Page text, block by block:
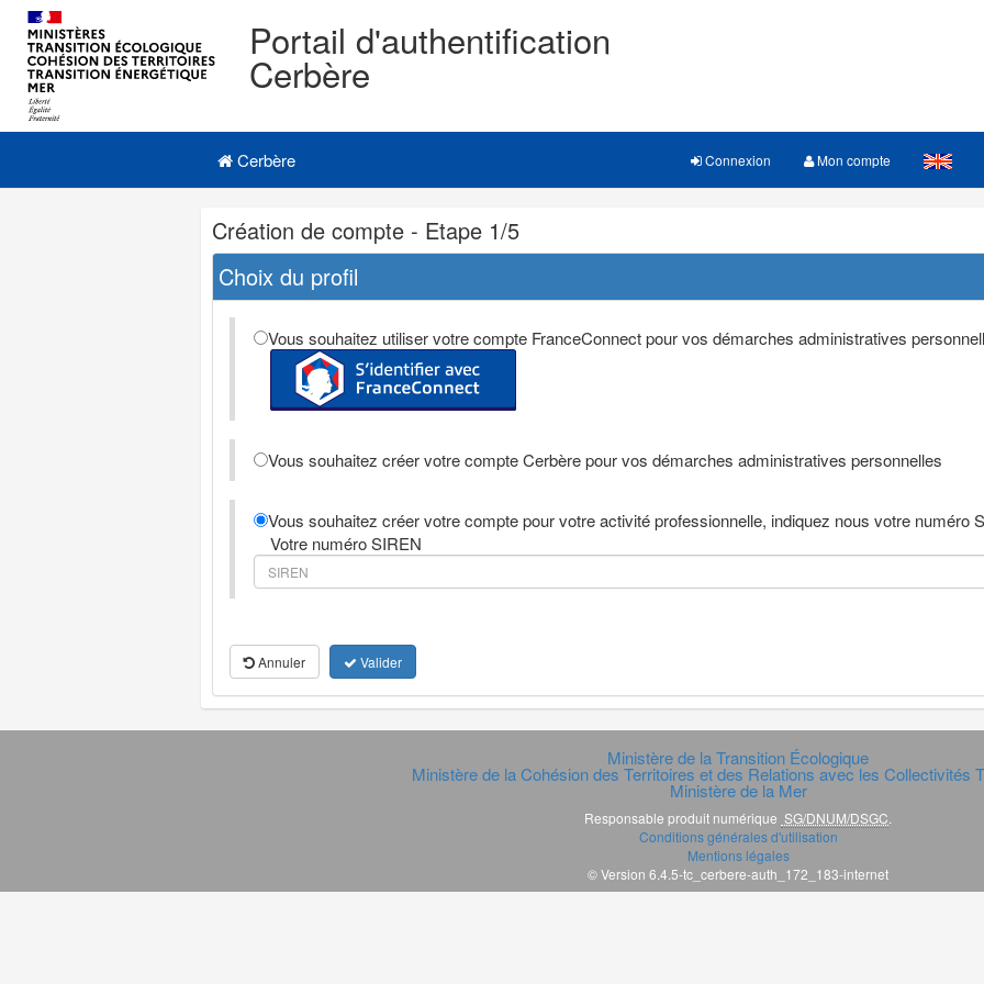
Portail d'authentification
Cerbère
Navigation
Menu principal
Cerbère Connexion Mon compte
Navigation
et
outils
annexes
Création de compte - Etape 1/5
Choix du profil
Vous souhaitez utiliser votre compte FranceConnect pour vos démarches administratives
Vous souhaitez créer votre compte Cerbère pour vos démarches administratives personnelles
Vous souhaitez créer votre compte pour votre activité professionnelle, indiquez nous votre numéro
Votre numéro SIREN
Annuler Valider
Ministère de la Transition Écologique
Ministère de la Cohésion des Territoires et des Relations avec les Collectivités
Ministère de la Mer
Responsable produit numérique SG/DNUM/DSGC
Conditions générales d'utilisation
Mentions légales
© Version 6.4.5-tc_cerbere-auth_172_183-internet